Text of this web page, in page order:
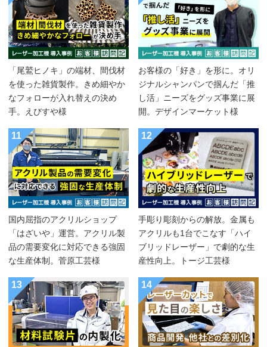
「尾鷲ヒノキ」の端材、間伐材
を使った雑貨製作。きめ細やか
なフォローが入れ替えの決め
手。えびすや様
お客様の「好き」を形に。オリ
ジナルシャンパンで掴んだ「推
し活」ニーズをグッズ事業に展
開。デザインマーケット様
11
国内屈指のアクリルショップ
「はざいや」運営。アクリル製
品の需要変化に対応できる強固
な生産体制。菅原工芸様
12
手彫り彫刻からの解放。金属も
アクリルも1台でこなす「ハイ
ブリッドレーザー」で劇的な生
産性向上。トージ工芸様
13 14